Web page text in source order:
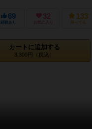
69
経験あり
32
お気に入り
133
持ってる
カートに追加する
3,300円（税込）